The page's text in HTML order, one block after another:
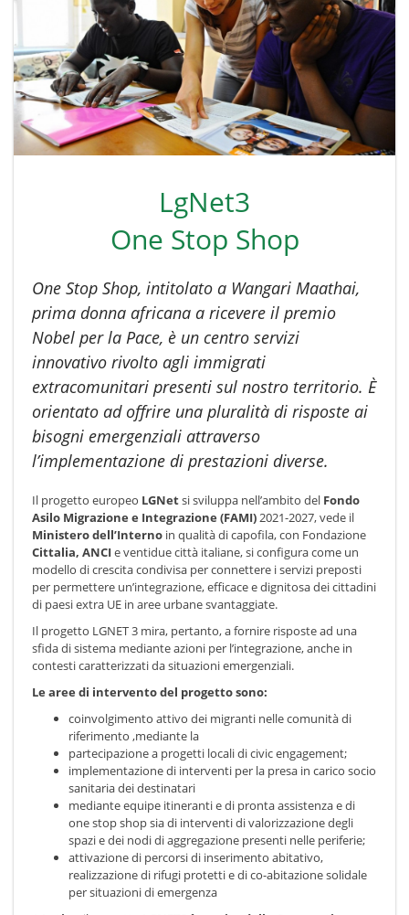
LgNet3
One Stop Shop
One Stop Shop, intitolato a Wangari Maathai,
prima donna africana a ricevere il premio
Nobel per la Pace, è un centro servizi
innovativo rivolto agli immigrati
extracomunitari presenti sul nostro territorio. È
orientato ad offrire una pluralità di risposte ai
bisogni emergenziali attraverso
l’implementazione di prestazioni diverse.
Il progetto europeo LGNetsi sviluppa nell’ambito del Fondo
Asilo Migrazione e Integrazione (FAMI)2021-2027, vede il
Ministero dell’Interno in qualità di capofila, con Fondazione
Cittalia, ANCIe ventidue città italiane, si configura come un
modello di crescita condivisa per connettere i servizi preposti
per permettere un’integrazione, efficace e dignitosa dei cittadini
di paesi extra UE in aree urbane svantaggiate.
Il progetto LGNET 3 mira, pertanto, a fornire risposte ad una
sfida di sistema mediante azioni per l’integrazione, anche in
contesti caratterizzati da situazioni emergenziali.
Le aree di intervento del progetto sono:
coinvolgimento attivo dei migranti nelle comunità di
riferimento ,mediante la
partecipazione a progetti locali di civic engagement;
implementazione di interventi per la presa in carico socio
sanitaria dei destinatari
mediante equipe itineranti e di pronta assistenza e di
one stop shop sia di interventi di valorizzazione degli
spazi e dei nodi di aggregazione presenti nelle periferie;
attivazione di percorsi di inserimento abitativo,
realizzazione di rifugi protetti e di co-abitazione solidale
per situazioni di emergenza